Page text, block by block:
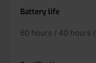
Battery life
60 hours / 40 hours